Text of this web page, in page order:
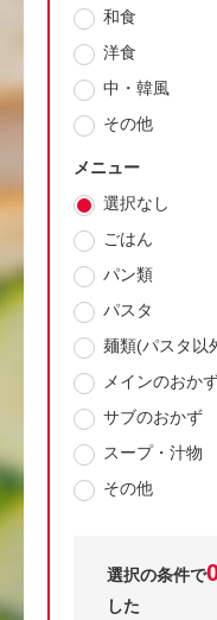
和食
洋食
中・韓風
その他
メニュー
選択なし
ごはん
パン類
パスタ
麺類(パスタ以
メインのおか
サブのおかず
スープ・汁物
その他
選択の条件で
した